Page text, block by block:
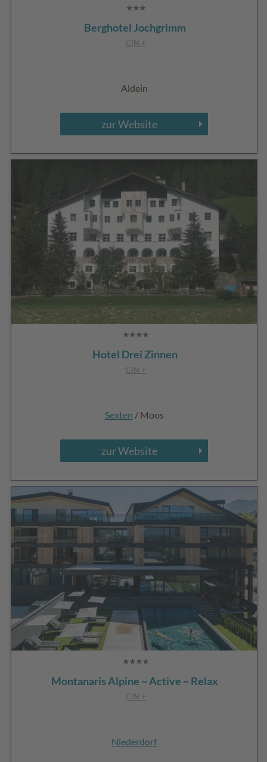
Berghotel Jochgrimm
CIN +
Aldein
zur Website
Hotel Drei Zinnen
CIN +
Sexten / Moos
zur Website
Montanaris Alpine ~ Active ~ Relax
CIN +
Niederdorf